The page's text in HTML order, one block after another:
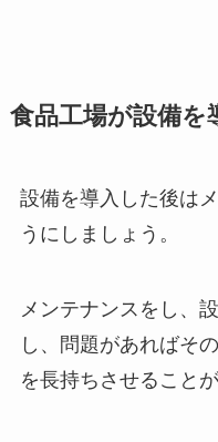
食品工場が設備を
設備を導入した後は
うにしましょう。
メンテナンスをし、
し、問題があればそ
を長持ちさせること